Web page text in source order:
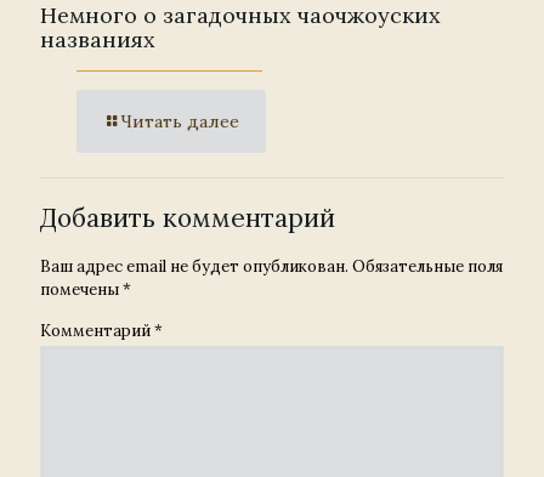
Немного о загадочных чаочжоуских
названиях
Читать далее
Добавить комментарий
Ваш адрес email не будет опубликован. Обязательные поля
помечены*
Комментарий*